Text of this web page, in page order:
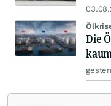
Die